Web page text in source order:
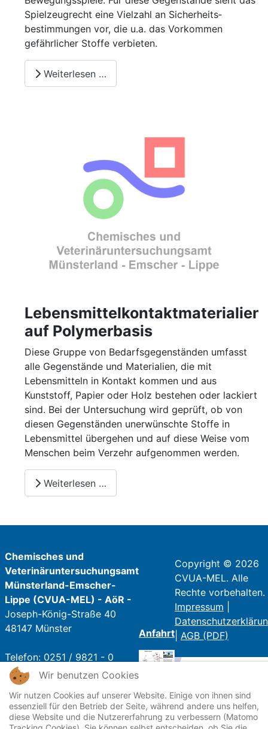
Spielzeugrecht eine Vielzahl an Sicherheits­
bestimmungen vor, die u.a. das Vorkommen
gefährlicher Stoffe verbieten.
Weiterlesen …
Lebensmittelkontaktmaterialien
auf Polymerbasis
Diese Gruppe von Bedarfsgegenständen umfasst
alle Gegenstände und Materialien, die mit
Lebensmitteln in Kontakt kommen und aus
Kunststoff, Papier oder Holz bestehen oder lackiert
sind. Bei der Untersuchung wird geprüft, ob von
diesen Gegenständen unerwünschte Stoffe in
Lebensmittel übergehen und auf diese Weise vom
Menschen beim Verzehr aufgenommen werden.
Weiterlesen …
Chemisches und
Veterinäruntersuchungsamt
Münsterland-Emscher-
Lippe (CVUA-MEL) - AöR -
Joseph-König-Straße 40
48147 Münster
Telefon: 0251 / 9821 - 0
Telefax: 0251 / 9821 - 250
E-Mail:
mel.de
Anfahrt
Copyright © 2026
CVUA-MEL. Alle
Rechte vorbehalten.
Impressum
AGB (PDF)
Wir benutzen Cookies
Wir nutzen Cookies auf unserer Website. Einige von ihnen sind
essenziell für den Betrieb der Seite, während andere uns helfen,
diese Website und die Nutzererfahrung zu verbessern (Matomo